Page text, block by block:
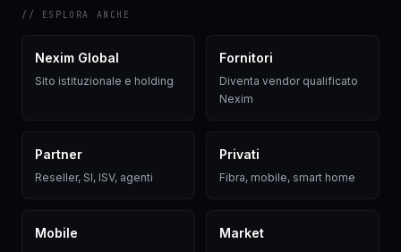
// ESPLORA ANCHE
Nexim Global
Sito istituzionale e holding
Fornitori
Diventa vendor qualificato
Nexim
Partner
Reseller, SI, ISV, agenti
Privati
Fibra, mobile, smart home
Mobile Market